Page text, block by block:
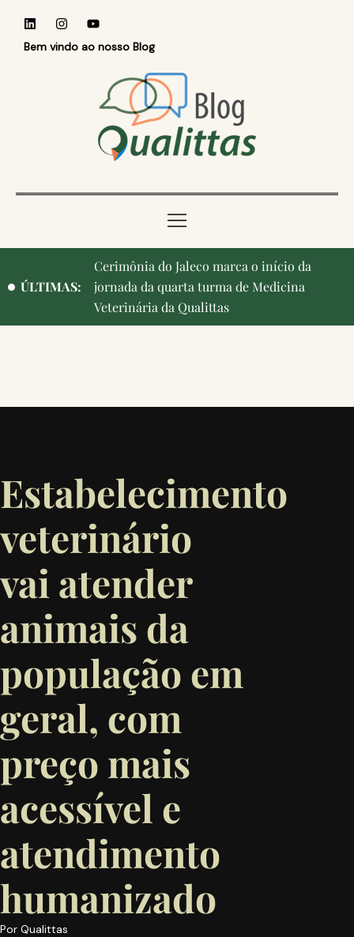
Bem vindo ao nosso Blog
ÚLTIMAS:
Cerimônia do Jaleco marca o início da
jornada da quarta turma de Medicina
Veterinária da Qualittas
Qualittas, Portas Abertas! e aniversário de
Campinas, cidade onde nasceu a instituição,
ganham destaque na imprensa
Estabelecimento
veterinário
vai atender
animais da
população em
geral, com
preço mais
acessível e
atendimento
humanizado
Por Qualittas